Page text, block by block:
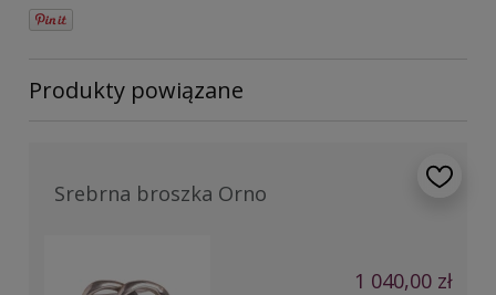
Produkty powiązane
Srebrna broszka Orno
1 040,00 zł